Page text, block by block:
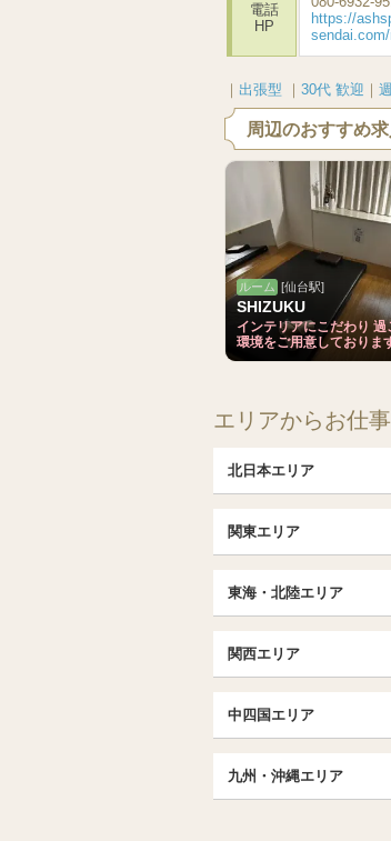
電話
HP
https://
｜ 出張型 ｜ 30代 歓迎 ｜
周辺のおすすめ
ルーム [仙台駅]
SHIZUKU
インテリアにこだわり 過
環境をご用意しておりま
エリアからお仕事
北日本エリア
北海道（札幌・旭川
福島 (いわき・郡
茨城（水戸・取
関東エリア
大宮・浦和・
千葉TOP
東京TOP
東海・北陸エリア
愛知（名古屋
名古屋TOP
名古屋・名駅・太
関西エリア
京都駅・伏見
三条・京都市役
大阪エリア
中四国エリア
広島
九州・沖縄エリア